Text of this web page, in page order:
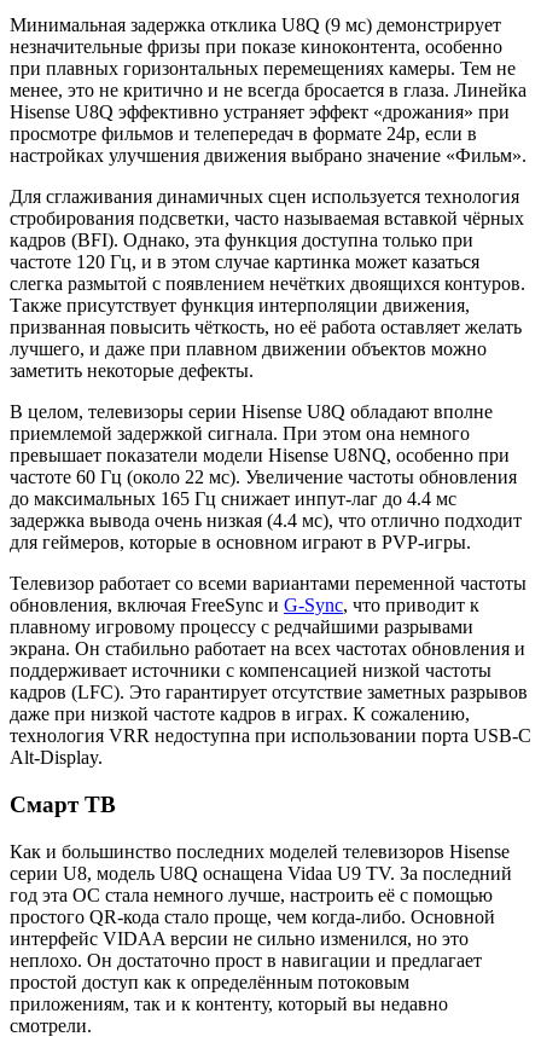
Минимальная задержка отклика U8Q (9 мс) демонстрирует
незначительные фризы при показе киноконтента, особенно
при плавных горизонтальных перемещениях камеры. Тем не
менее, это не критично и не всегда бросается в глаза. Линейка
Hisense U8Q эффективно устраняет эффект «дрожания» при
просмотре фильмов и телепередач в формате 24p, если в
настройках улучшения движения выбрано значение «Фильм».
Для сглаживания динамичных сцен используется технология
стробирования подсветки, часто называемая вставкой чёрных
кадров (BFI). Однако, эта функция доступна только при
частоте 120 Гц, и в этом случае картинка может казаться
слегка размытой с появлением нечётких двоящихся контуров.
Также присутствует функция интерполяции движения,
призванная повысить чёткость, но её работа оставляет желать
лучшего, и даже при плавном движении объектов можно
заметить некоторые дефекты.
В целом, телевизоры серии Hisense U8Q обладают вполне
приемлемой задержкой сигнала. При этом она немного
превышает показатели модели Hisense U8NQ, особенно при
частоте 60 Гц (около 22 мс). Увеличение частоты обновления
до максимальных 165 Гц снижает инпут-лаг до 4.4 мс
задержка вывода очень низкая (4.4 мс), что отлично подходит
для геймеров, которые в основном играют в PVP-игры.
Телевизор работает со всеми вариантами переменной частоты
обновления, включая FreeSync и G-Sync, что приводит к
плавному игровому процессу с редчайшими разрывами
экрана. Он стабильно работает на всех частотах обновления и
поддерживает источники с компенсацией низкой частоты
кадров (LFC). Это гарантирует отсутствие заметных разрывов
даже при низкой частоте кадров в играх. К сожалению,
технология VRR недоступна при использовании порта USB-C
Alt-Display.
Смарт ТВ
Как и большинство последних моделей телевизоров Hisense
серии U8, модель U8Q оснащена Vidaa U9 TV. За последний
год эта ОС стала немного лучше, настроить её с помощью
простого QR-кода стало проще, чем когда-либо. Основной
интерфейс VIDAA версии не сильно изменился, но это
неплохо. Он достаточно прост в навигации и предлагает
простой доступ как к определённым потоковым
приложениям, так и к контенту, который вы недавно
смотрели.